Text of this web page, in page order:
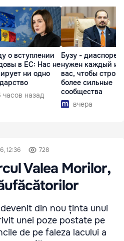
о вступлении
в ЕС: Нас не
ни одно
часов назад
Бузу - диаспоре:
нужен каждый из
вас, чтобы
более сильные
сообщества
вчера
12:36 728
Valea Morilor,
din nou ținta unui
unei poze postate pe
de pe faleza lacului a